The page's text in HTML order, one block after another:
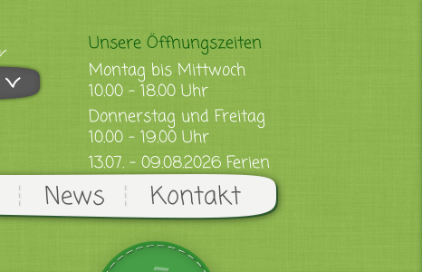
News Kontakt
Unsere Öffnungszeiten
Montag bis Mittwoch
10.00 - 18.00 Uhr
Donnerstag und Freitag
10.00 - 19.00 Uhr
13.07. - 09.08.2026 Ferien